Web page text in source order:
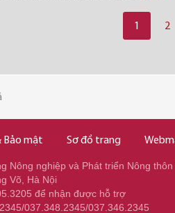
1 2
Bảo mật Sơ đồ trang
Nông nghiệp và Phát triển Nông thôn
Võ, Hà Nội
để nhận được hỗ trợ
037.348.2345/037.346.2345